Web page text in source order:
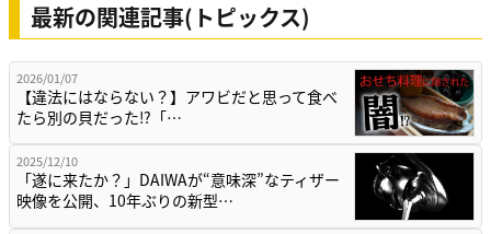
最新の関連記事(トピックス)
2026/01/07
【違法にはならない？】アワビだと思って食べ
たら別の貝だった⁉「…
2025/12/10
「遂に来たか？」DAIWAが“意味深”なティザー
映像を公開、10年ぶりの新型…